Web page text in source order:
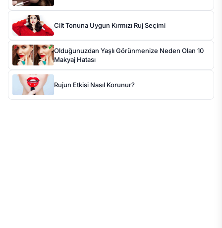
Cilt Tonuna Uygun Kırmızı Ruj Seçimi
Olduğunuzdan Yaşlı Görünmenize Neden Olan 10
Makyaj Hatası
Rujun Etkisi Nasıl Korunur?